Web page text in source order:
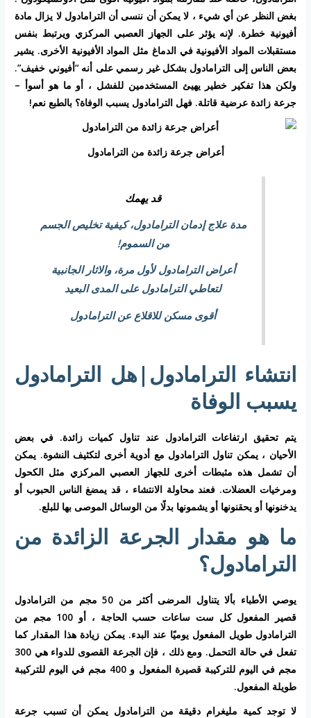
بغض النظر عن أي شيء ، لا يمكن أن ننسى أن الترامادول لا يزال مادة
أفيونية خطرة. لإنه يؤثر على الجهاز العصبي المركزي ويرتبط بنفس
مستقبلات المواد الأفيونية في الدماغ مثل المواد الأفيونية الأخرى. يشير
بعض الناس إلى الترامادول بشكل غير رسمي على أنه “أفيوني خفيف”.
ولكن هذا تفكير خطير يهيئ المستخدمين للفشل ، أو ما هو أسوأ –
جرعة زائدة عرضية قاتلة. فهل الترامادول يسبب الوفاة؟ بالطبع نعم!
أعراض جرعة زائدة من الترامادول
قد يهمك
مدة علاج إدمان الترامادول، كيفية تخليص الجسم
من السموم!
أعراض الترامادول لأول مرة، والاثار الجانبية
لتعاطي الترامادول على المدى البعيد
أقوى مسكن للاقلاع عن الترامادول
انتشاء الترامادول|هل الترامادول
يسبب الوفاة
يتم تحقيق ارتفاعات الترامادول عند تناول كميات زائدة. في بعض
الأحيان ، يمكن تناول الترامادول مع أدوية أخرى لتكثيف النشوة. يمكن
أن تشمل هذه مثبطات أخرى للجهاز العصبي المركزي مثل الكحول
ومرخيات العضلات. فعند محاولة الانتشاء ، قد يمضغ الناس الحبوب أو
يدخنونها أو يحقنونها أو يشمونها بدلًا من الوسائل الموصى بها للبلع.
ما هو مقدار الجرعة الزائدة من
الترامادول؟
يوصي الأطباء بألا يتناول المرضى أكثر من 50 مجم من الترامادول
قصير المفعول كل ست ساعات حسب الحاجة ، أو 100 مجم من
الترامادول طويل المفعول يوميًا عند البدء. يمكن زيادة هذا المقدار كما
تفعل في حالة التحمل. ومع ذلك ، فإن الجرعة القصوى للدواء هي 300
مجم في اليوم للتركيبة قصيرة المفعول و 400 مجم في اليوم للتركيبة
طويلة المفعول.
لا توجد كمية مليغرام دقيقة من الترامادول يمكن أن تسبب جرعة